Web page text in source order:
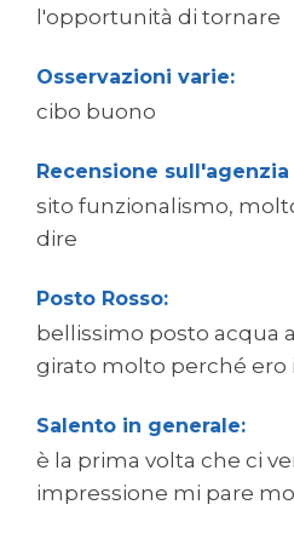
l'opportunità di tornare
Osservazioni varie:
cibo buono
Recensione
sito funzionalismo,
dire
Posto Rosso:
bellissimo posto acqua
girato molto perché ero
Salento in generale:
è la prima volta che ci
impressione mi pare